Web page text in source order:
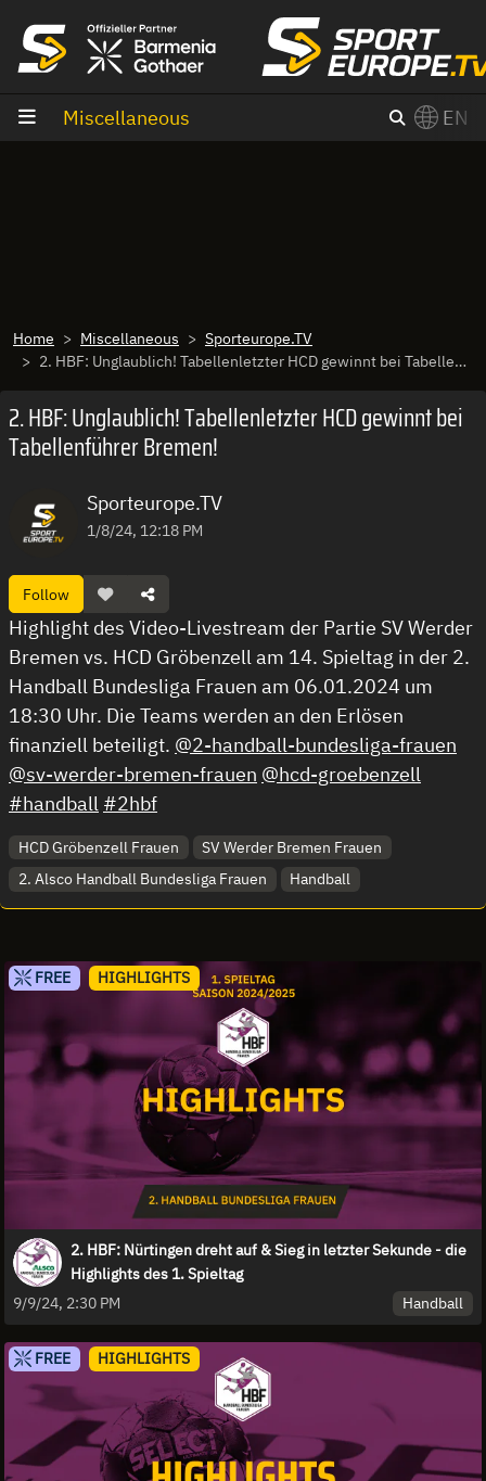
Miscellaneous EN
Home Miscellaneous
Sporteurope.TV
2. HBF: Unglaublich! Tabellenletzter HCD gewinnt bei Tabellenführer Bremen!
2. HBF: Unglaublich! Tabellenletzter HCD gewinnt bei
Tabellenführer Bremen!
Sporteurope.TV
1/8/24, 12:18 PM
Follow
Highlight des Video-Livestream der Partie SV Werder
Bremen vs. HCD Gröbenzell am 14. Spieltag in der 2.
Handball Bundesliga Frauen am 06.01.2024 um
18:30 Uhr. Die Teams werden an den Erlösen
finanziell beteiligt. @2-handball-bundesliga-frauen
@sv-werder-bremen-frauen @hcd-groebenzell
#handball #2hbf
HCD Gröbenzell Frauen
SV Werder Bremen Frauen
2. Alsco Handball Bundesliga Frauen
Handball
FREE HIGHLIGHTS
2. HBF: Nürtingen dreht auf & Sieg in letzter Sekunde - die
Highlights des 1. Spieltag
9/9/24, 2:30 PM
Handball
FREE HIGHLIGHTS